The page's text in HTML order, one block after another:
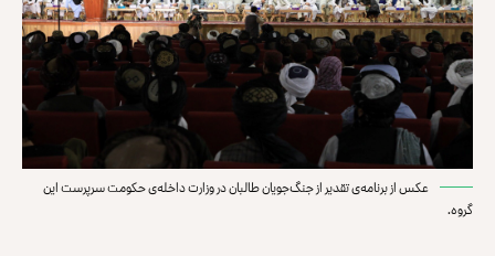
عکس از برنامه‌ی تقدیر از جنگ‌جویان طالبان در وزارت داخله‌ی حکومت سرپرست این
گروه.